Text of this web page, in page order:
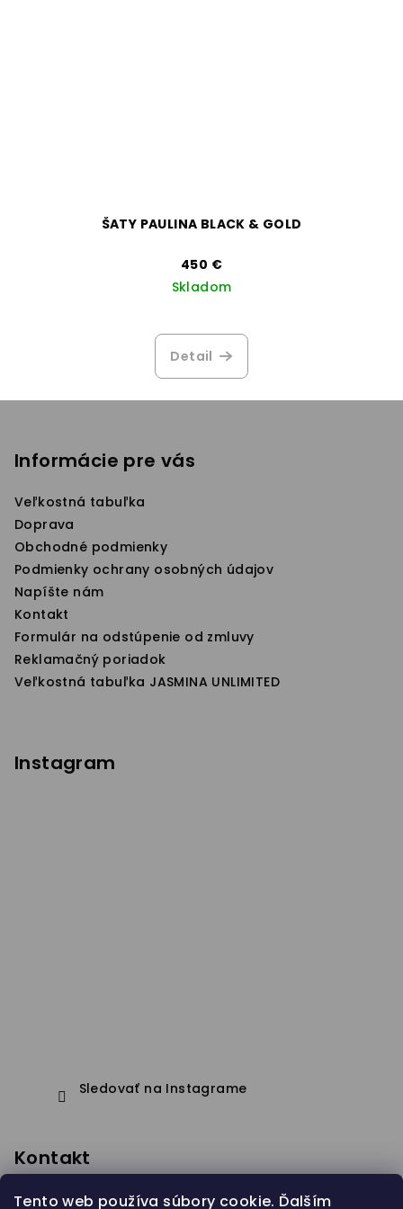
Tento web používa súbory cookie. Ďalším
ŠATY PAULINA BLACK & GOLD
450 €
Skladom
Detail
Informácie pre vás
Veľkostná tabuľka
Doprava
Obchodné podmienky
Podmienky ochrany osobných údajov
Napíšte nám
Kontakt
Formulár na odstúpenie od zmluvy
Reklamačný poriadok
Veľkostná tabuľka JASMINA UNLIMITED
Instagram
Sledovať na Instagrame
Kontakt
eshop @janapistejova.com